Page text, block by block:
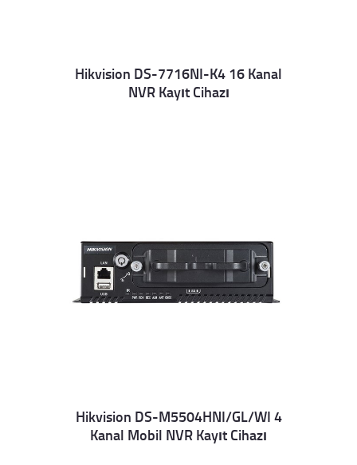
Details
Hikvision DS-7716NI-K4 16 Kanal
NVR Kayıt Cihazı
Details
Hikvision DS-M5504HNI/GL/WI 4
Kanal Mobil NVR Kayıt Cihazı